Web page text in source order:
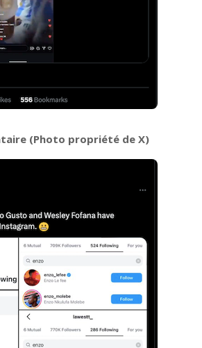
(Photo propriété de X)